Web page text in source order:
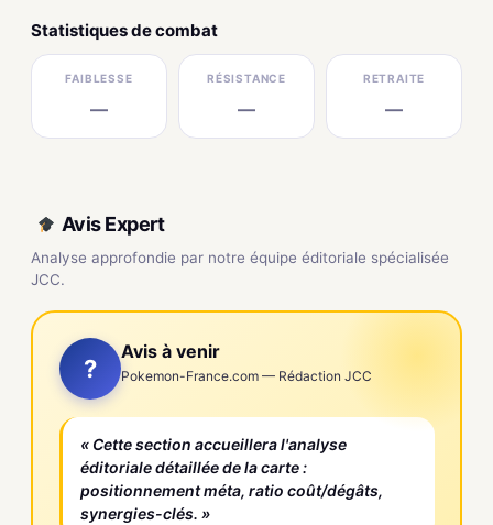
Statistiques de combat
FAIBLESSE
—
RÉSISTANCE
—
RETRAITE
—
Avis Expert
Analyse approfondie par notre équipe éditoriale spécialisée
JCC.
?
Avis à venir
Pokemon-France.com — Rédaction JCC
« Cette section accueillera l'analyse
éditoriale détaillée de la carte :
positionnement méta, ratio coût/dégâts,
synergies-clés. »